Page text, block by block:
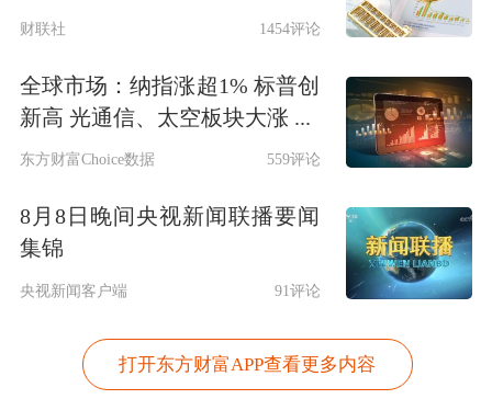
财联社 1454评论
全球市场：纳指涨超1% 标普创
新高 光通信、太空板块大涨 ...
东方财富Choice数据 559评论
8月8日晚间央视新闻联播要闻
集锦
央视新闻客户端 91评论
打开东方财富APP查看更多内容